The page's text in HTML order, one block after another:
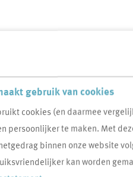
gebruik van cookies
cookies (en daarmee
persoonlijker te maken. Met
binnen onze website
kan worden
aanbod huurwoningen uit de
maak gebruik